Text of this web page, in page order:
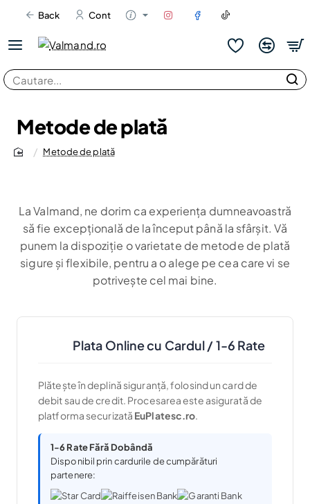
Back Cont
Cautare...
Metode de plată
Metode de plată
La Valmand, ne dorim ca experiența dumneavoastră
să fie excepțională de la început până la sfârșit. Vă
punem la dispoziție o varietate de metode de plată
sigure și flexibile, pentru a o alege pe cea care vi se
potrivește cel mai bine.
Plata Online cu Cardul / 1-6 Rate
Plătește în deplină siguranță, folosind un card de
debit sau de credit. Procesarea este asigurată de
platforma securizată EuPlatesc.ro.
1-6 Rate Fără Dobândă
Disponibil prin cardurile de cumpărături
partenere: